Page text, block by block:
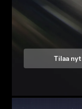
Tilaa nyt